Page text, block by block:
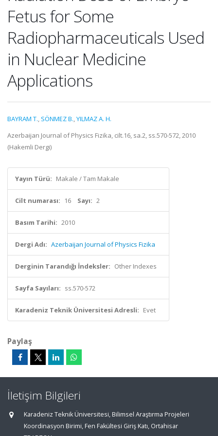
Fetus for Some
Radiopharmaceuticals Used
in Nuclear Medicine
Applications
BAYRAM T., SÖNMEZ B.,YILMAZ A. H.
Azerbaijan Journal of Physics Fizika, cilt.16, sa.2, ss.570-572, 2010
(Hakemli Dergi)
Yayın Türü: Makale / Tam Makale
Cilt numarası: 16 Sayı: 2
Basım Tarihi: 2010
Dergi Adı: Azerbaijan Journal of Physics Fizika
Derginin Tarandığı İndeksler: Other Indexes
Sayfa Sayıları: ss.570-572
Karadeniz Teknik Üniversitesi Adresli: Evet
Paylaş
İletişim Bilgileri
Karadeniz Teknik Üniversitesi, Bilimsel Araştırma Projeleri
Koordinasyon Birimi, Fen Fakültesi Giriş Katı, Ortahisar